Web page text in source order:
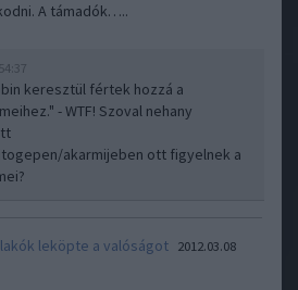
A támadók…..
keresztül fértek hozzá a
- WTF! Szoval nehany
akarmijeben ott figyelnek a
leköpte a valóságot 2012.03.08